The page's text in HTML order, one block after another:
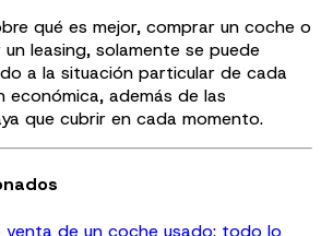
qué es mejor, comprar un coche o
leasing, solamente se puede
a la situación particular de cada
económica, además de las
que cubrir en cada momento.
de un coche usado: todo lo